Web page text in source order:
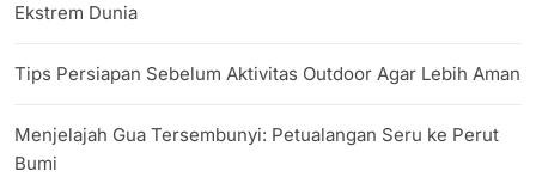
Ekstrem Dunia
Tips Persiapan Sebelum Aktivitas Outdoor Agar Lebih Aman
Menjelajah Gua Tersembunyi: Petualangan Seru ke Perut
Bumi